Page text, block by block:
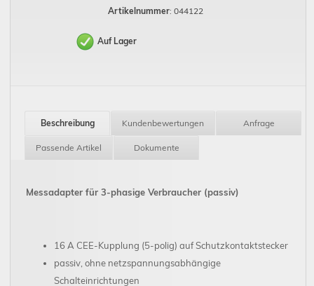
Artikelnummer: 044122
Auf Lager
Beschreibung Kundenbewertungen Anfrage
Passende Artikel Dokumente
Messadapter für 3-phasige Verbraucher (passiv)
16 A CEE-Kupplung (5-polig) auf Schutzkontaktstecker
passiv, ohne netzspannungsabhängige
Schalteinrichtungen